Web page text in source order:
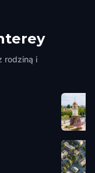
rodziną i